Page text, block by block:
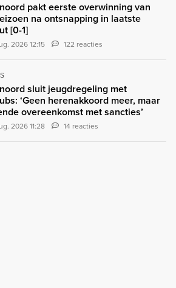
pakt eerste overwinning van
na ontsnapping in laatste
[0-1]
2026 12:15 122 reacties
sluit jeugdregeling met
‘Geen herenakkoord meer, maar
overeenkomst met sancties’
2026 11:28 14 reacties